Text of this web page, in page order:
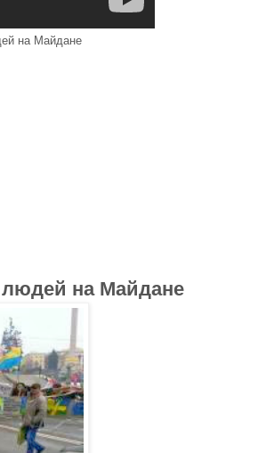
на Майдане
людей на Майдане